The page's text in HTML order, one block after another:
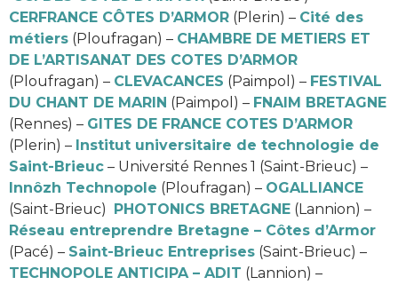
CERFRANCE CÔTES D’ARMOR (Plerin) – Cité des
métiers (Ploufragan) – CHAMBRE DE METIERS ET
DE L’ARTISANAT DES COTES D’ARMOR
(Ploufragan) – CLEVACANCES (Paimpol) – FESTIVAL
DU CHANT DE MARIN (Paimpol) – FNAIM BRETAGNE
(Rennes) – GITES DE FRANCE COTES D’ARMOR
(Plerin) – Institut universitaire de technologie de
Saint-Brieuc – Université Rennes 1 (Saint-Brieuc) –
Innôzh Technopole (Ploufragan) – OGALLIANCE
(Saint-Brieuc)
PHOTONICS BRETAGNE (Lannion) –
Réseau entreprendre Bretagne – Côtes d’Armor
(Pacé) – Saint-Brieuc Entreprises (Saint-Brieuc) –
TECHNOPOLE ANTICIPA – ADIT (Lannion) –